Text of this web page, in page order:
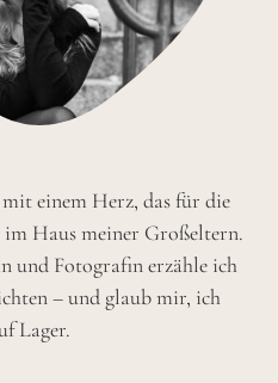
einem Herz, das für die
Haus meiner Großeltern.
und Fotografin erzähle ich
– und glaub mir, ich
Lager.